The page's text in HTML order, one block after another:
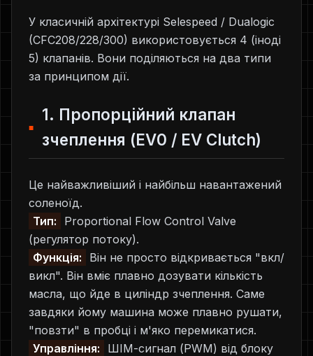
У класичній архітектурі Selespeed / Dualogic
(CFC208/228/300) використовується 4 (іноді
5) клапанів. Вони поділяються на два типи
за принципом дії.
1. Пропорційний клапан
зчеплення (EV0 / EV Clutch)
Це найважливіший і найбільш навантажений
соленоїд.
Тип:
Proportional Flow Control Valve
(регулятор потоку).
Функція:
Він не просто відкривається "вкл/
викл". Він вміє плавно дозувати кількість
масла, що йде в циліндр зчеплення. Саме
завдяки йому машина може плавно рушати,
"повзти" в пробці і м'яко перемикатися.
Управління:
ШІМ-сигнал (PWM) від блоку